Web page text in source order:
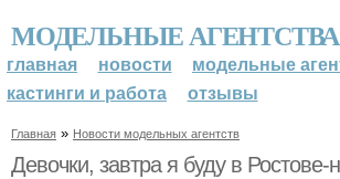
МОДЕЛЬНЫЕ АГЕНТСТВА
главная новости
модельные
кастинги и работа
отзывы
Главная » Новости модельных агентств
Девочки, завтра я буду в Ростове-